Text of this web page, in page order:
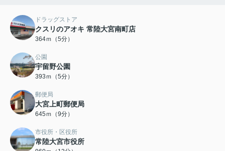
ドラッグストア
クスリのアオキ 常陸大宮南町店
364ｍ（5分）
公園
宇留野公園
393ｍ（5分）
郵便局
大宮上町郵便局
645ｍ（9分）
市役所・区役所
常陸大宮市役所